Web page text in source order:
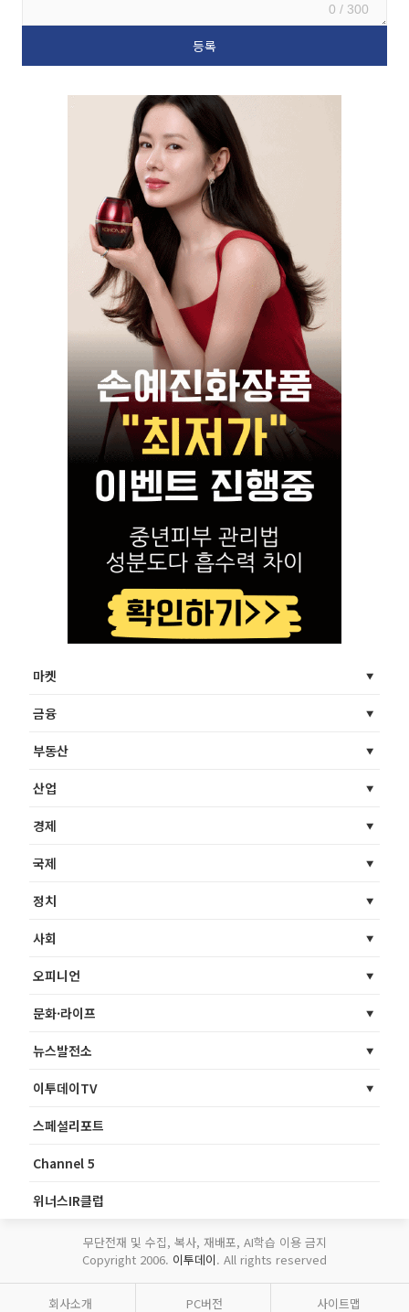
0 / 300
마켓
금융
부동산
산업
경제
국제
정치
사회
오피니언
문화·라이프
뉴스발전소
이투데이TV
스페셜리포트
Channel 5
위너스IR클럽
무단전재 및 수집, 복사, 재배포, AI학습 이용 금지
Copyright 2006. 이투데이. All rights reserved
회사소개 PC버전 사이트맵